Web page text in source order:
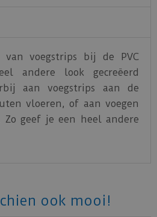
van voegstrips bij de PVC
andere look gecreëerd
aan voegstrips aan de
vloeren, of aan voegen
geef je een heel andere
ook mooi!